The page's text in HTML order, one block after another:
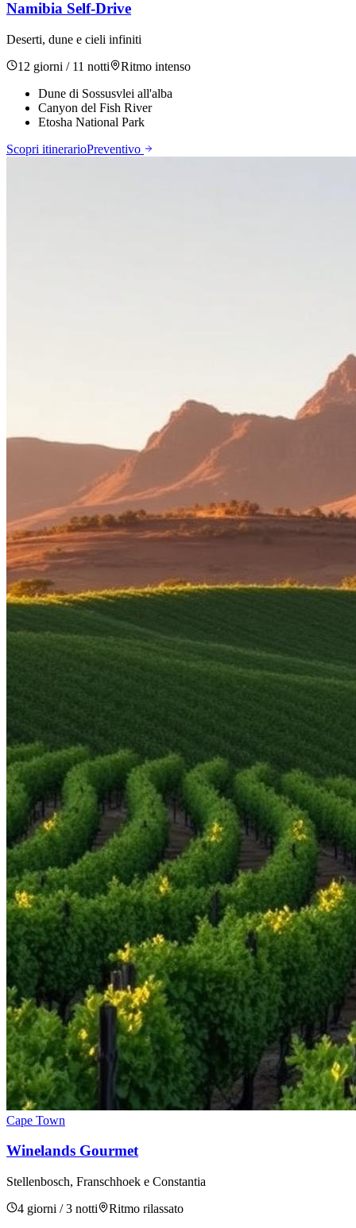
Namibia Self-Drive
Deserti, dune e cieli infiniti
12 giorni / 11 notti
Ritmo intenso
Dune di Sossusvlei all'alba
Canyon del Fish River
Etosha National Park
Scopri itinerarioPreventivo
Cape Town
Winelands Gourmet
Stellenbosch, Franschhoek e Constantia
4 giorni / 3 notti
Ritmo rilassato